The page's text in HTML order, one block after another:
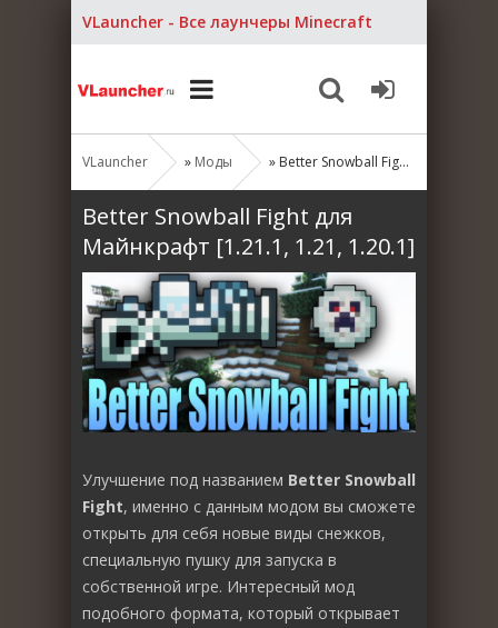
VLauncher - Все лаунчеры Minecraft
VLauncher » Моды » Better Snowball Fight для Майнкрафт [1.21.1, 1.21, 1.20.1]
Better Snowball Fight для
Майнкрафт [1.21.1, 1.21, 1.20.1]
Улучшение под названием Better Snowball
Fight, именно с данным модом вы сможете
открыть для себя новые виды снежков,
специальную пушку для запуска в
собственной игре. Интересный мод
подобного формата, который открывает